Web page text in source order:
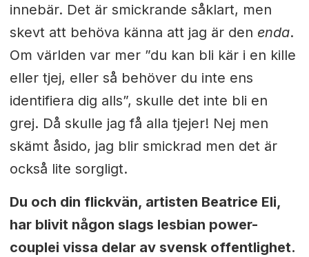
innebär. Det är smickrande såklart, men
skevt att behöva känna att jag är den enda.
Om världen var mer ”du kan bli kär i en kille
eller tjej, eller så behöver du inte ens
identifiera dig alls”, skulle det inte bli en
grej. Då skulle jag få alla tjejer! Nej men
skämt åsido, jag blir smickrad men det är
också lite sorgligt.
Du och din flickvän, artisten Beatrice Eli,
har blivit någon slags lesbian power-
couplei vissa delar av svensk offentlighet.